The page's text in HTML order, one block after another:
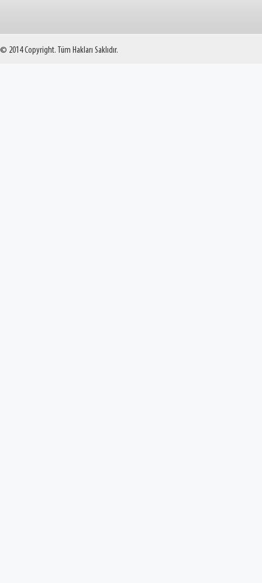
© 2014 Copyright. Tüm Hakları Saklıdır.